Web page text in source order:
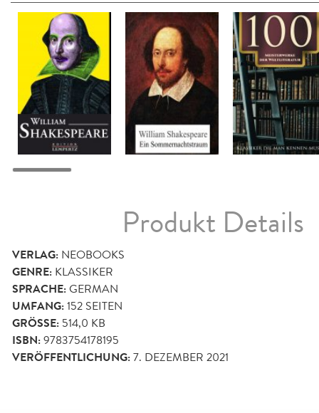
Produkt Details
VERLAG: NEOBOOKS
GENRE: KLASSIKER
SPRACHE:GERMAN
UMFANG:152 SEITEN
GRÖSSE: 514,0 KB
ISBN:9783754178195
VERÖFFENTLICHUNG:7. DEZEMBER 2021